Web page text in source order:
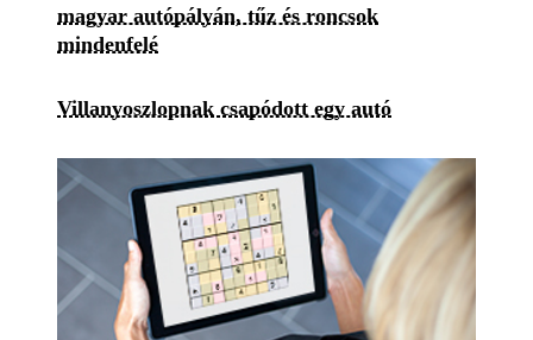
magyar autópályán, tűz és roncsok
mindenfelé
Villanyoszlopnak csapódott egy autó